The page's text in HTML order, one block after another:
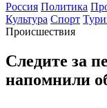
Россия Политика
Культура Спорт
Происшествия
Следите за
напомнили